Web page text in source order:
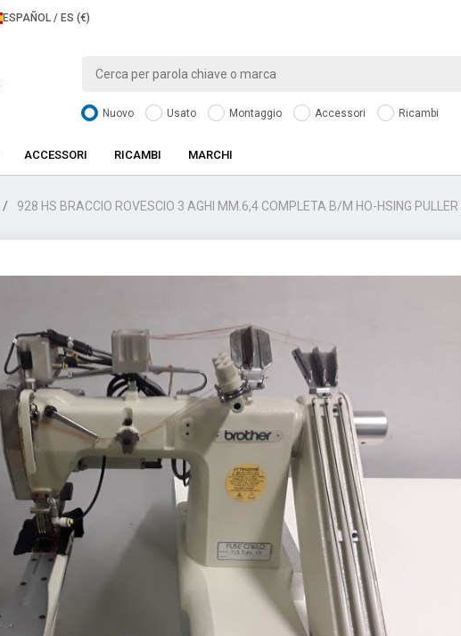
ESPAÑOL / ES (€)
Nuovo Usato Montaggio Accessori Ricambi
ACCESSORI RICAMBI MARCHI
928 HS BRACCIO ROVESCIO 3 AGHI MM.6,4 COMPLETA B/M HO-HSING